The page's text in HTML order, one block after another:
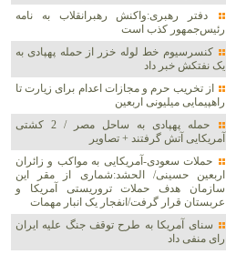
دفتر رهبری:واکنش رهبرانقلاب به نامه
رئیس‌جمهور کذب است
کنسرسیوم خط لوله خزر از حمله پهپادی به
یک نفتکش خبر داد
از تخریب حرم و مجازات اعدام برای زیارت تا
راهپیمایی میلیونی اربعین
حمله پهپادی به ساحل مصر / 2 کشتی
آمریکایی آتش گرفتند + تصاویر
حملات سعودی-آمریکایی به مواکب و زائران
اربعین حسینی/ الحشد:شماری از مقر این
سازمان هدف حملات تروریستی آمریکا و
عربستان قرار گرفت/انفجار یک انبار مهمات
سنای آمریکا به طرح توقف جنگ علیه ایران
رای منفی داد